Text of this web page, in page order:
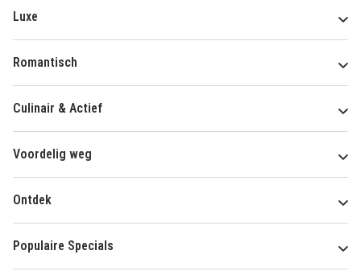
Luxe
Romantisch
Culinair & Actief
Voordelig weg
Ontdek
Populaire Specials